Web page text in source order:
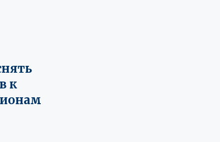
к